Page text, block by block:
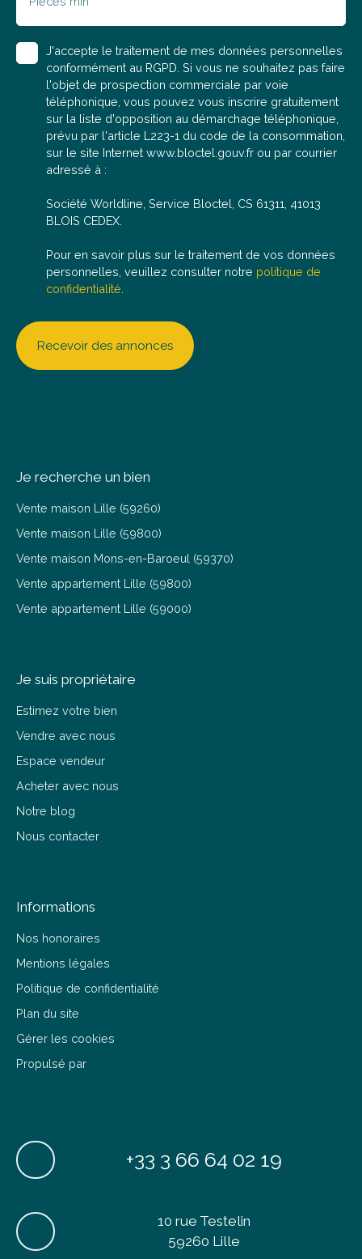
agent commercial en immobilier (RSAC :
2025AT00178), se tient à votre disposition pour
répondre à vos questions, organiser une visite ou
réaliser une estimation offerte de votre bien actuel.
J'accepte le traitement de mes données personnelles
conformément au RGPD. Si vous ne souhaitez pas faire
l'objet de prospection commerciale par voie
téléphonique, vous pouvez vous inscrire gratuitement
sur la liste d'opposition au démarchage téléphonique,
prévu par l'article L223-1 du code de la consommation,
sur le site Internet www.bloctel.gouv.fr ou par courrier
adressé à :
Société Worldline, Service Bloctel, CS 61311, 41013
BLOIS CEDEX.
Pour en savoir plus sur le traitement de vos données
personnelles, veuillez consulter notre politique de
confidentialité
Recevoir des annonces
Je recherche un bien
Vente maison Lille (59260)
Vente maison Lille (59800)
Vente maison Mons-en-Baroeul (59370)
Vente appartement Lille (59800)
Vente appartement Lille (59000)
Je suis propriétaire
Estimez votre bien
Vendre avec nous
Espace vendeur
Acheter avec nous
Notre blog
Nous contacter
Informations
Nos honoraires
Mentions légales
Politique de confidentialité
Plan du site
Gérer les cookies
Propulsé par
+33 3 66 64 02 19
10 rue Testelin
59260 Lille